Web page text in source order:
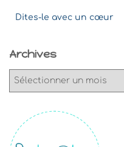
Dites-le avec un cœur
Archives
v